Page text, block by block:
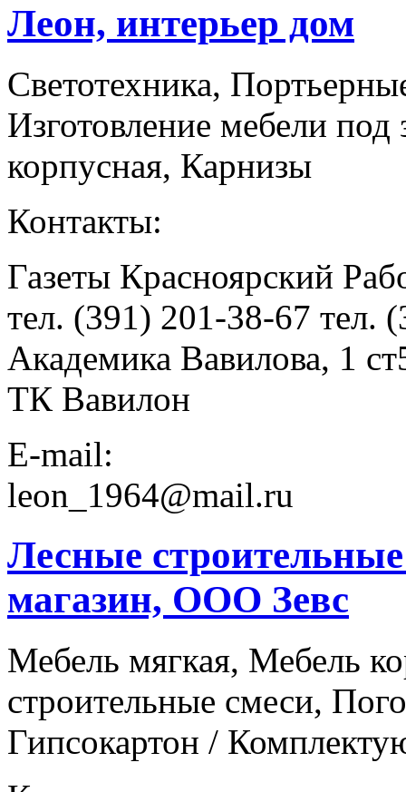
Леон, интерьер дом
Светотехника,
Изготовление мебели под
корпусная, Карнизы
Контакты:
Газеты Красноярский
тел. (391) 201-38-67 тел.
Академика Вавилова, 1
ТК Вавилон
E-mail:
leon_1964@mail.ru
Лесные
магазин, ООО Зевс
Мебель мягкая, Мебель
строительные смеси,
Гипсокартон /